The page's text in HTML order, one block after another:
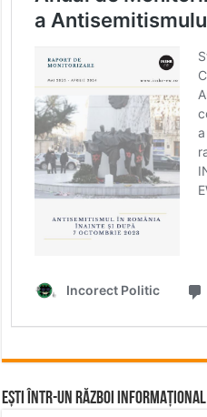
Ești într-un RĂZBOI INFORMAȚIONAL